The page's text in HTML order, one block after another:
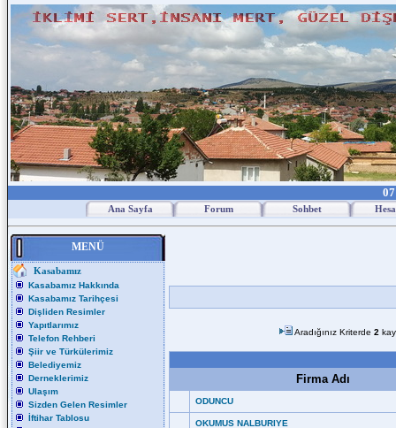
Ana Sayfa Forum Sohbet
MENÜ
Kasabamız
Kasabamız Hakkında
Kasabamız Tarihçesi
Dişliden Resimler
Yapıtlarımız
Telefon Rehberi
Şiir ve Türkülerimiz
Belediyemiz
Derneklerimiz
Ulaşım
Sizden Gelen Resimler
İftihar Tablosu
Aradığınız Kriterde 2
Firma Adı
ODUNCU
OKUMUS NALBURIYE